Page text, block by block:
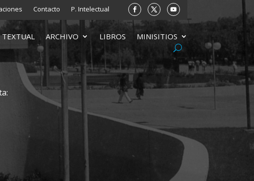
Contacto P. Intelectual
TEXTUAL ARCHIVO LIBROS MINISITIOS